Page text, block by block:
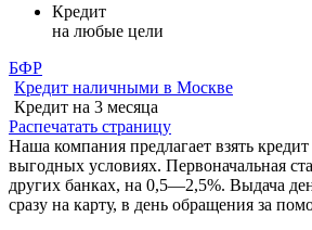
Кредит
на любые цели
БФР
Кредит наличными в Москве
Кредит на 3 месяца
Распечатать страницу
Наша компания предлагает взять
выгодных условиях. Первоначальная
других банках, на 0,5—2,5%. Выдача
сразу на карту, в день обращения за